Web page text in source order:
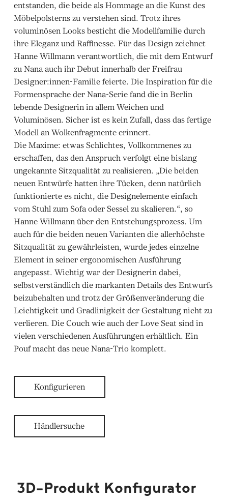
entstanden, die beide als Hommage an die Kunst des
Möbelpolsterns zu verstehen sind. Trotz ihres
voluminösen Looks besticht die Modellfamilie durch
ihre Eleganz und Raffinesse. Für das Design zeichnet
Hanne Willmann verantwortlich, die mit dem Entwurf
zu Nana auch ihr Debut innerhalb der Freifrau
Designer:innen-Familie feierte. Die Inspiration für die
Formensprache der Nana-Serie fand die in Berlin
lebende Designerin in allem Weichen und
Voluminösen. Sicher ist es kein Zufall, dass das fertige
Modell an Wolkenfragmente erinnert.
Die Maxime: etwas Schlichtes, Vollkommenes zu
erschaffen, das den Anspruch verfolgt eine bislang
ungekannte Sitzqualität zu realisieren. „Die beiden
neuen Entwürfe hatten ihre Tücken, denn natürlich
funktionierte es nicht, die Designelemente einfach
vom Stuhl zum Sofa oder Sessel zu skalieren.“, so
Hanne Willmann über den Entstehungsprozess. Um
auch für die beiden neuen Varianten die allerhöchste
Sitzqualität zu gewährleisten, wurde jedes einzelne
Element in seiner ergonomischen Ausführung
angepasst. Wichtig war der Designerin dabei,
selbstverständlich die markanten Details des Entwurfs
beizubehalten und trotz der Größenveränderung die
Leichtigkeit und Gradlinigkeit der Gestaltung nicht zu
verlieren. Die Couch wie auch der Love Seat sind in
vielen verschiedenen Ausführungen erhältlich. Ein
Pouf macht das neue Nana-Trio komplett.
Konfigurieren
Händlersuche
3D-Produkt Konfigurator